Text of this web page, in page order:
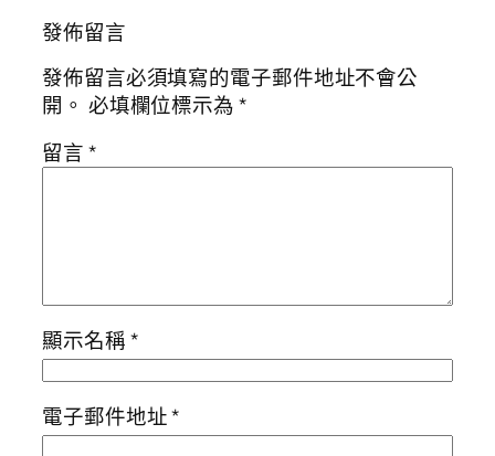
發佈留言
發佈留言必須填寫的電子郵件地址不會公
開。 必填欄位標示為*
留言*
顯示名稱*
電子郵件地址*